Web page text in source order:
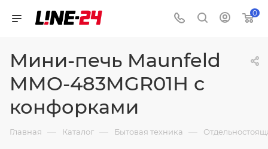
0
Мини-печь Maunfeld
MMO-483MGR01H с
конфорками
Главная — Каталог — Бытовая техника —